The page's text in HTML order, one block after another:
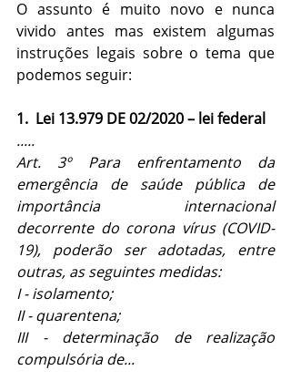
O assunto é muito novo e nunca
vivido antes mas existem algumas
instruções legais sobre o tema que
podemos seguir:
1.  Lei 13.979 DE 02/2020 – lei federal
.....
Art. 3º Para enfrentamento da
emergência de saúde pública de
importância internacional
decorrente do corona vírus (COVID-
19), poderão ser adotadas, entre
outras, as seguintes medidas:
I - isolamento;
II - quarentena;
III - determinação de realização
compulsória de...